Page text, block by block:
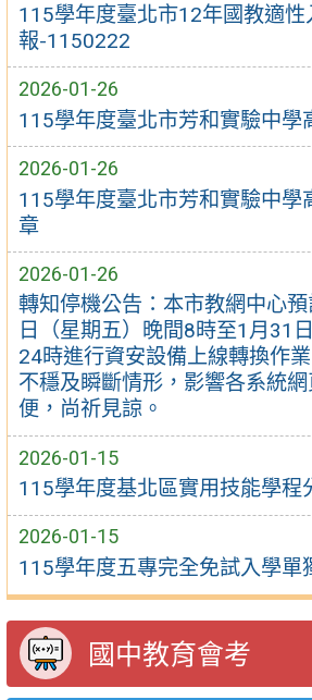
115學年度臺北市12年國教適性
報-1150222
2026-01-26
115學年度臺北市芳和實驗中學
2026-01-26
115學年度臺北市芳和實驗中學
章
2026-01-26
轉知停機公告：本市教網中心
日（星期五）晚間8時至1月31
24時進行資安設備上線轉換作
不穩及瞬斷情形，影響各系統
便，尚祈見諒。
2026-01-15
115學年度基北區實用技能學程
2026-01-15
115學年度五專完全免試入學單
國中教育會考